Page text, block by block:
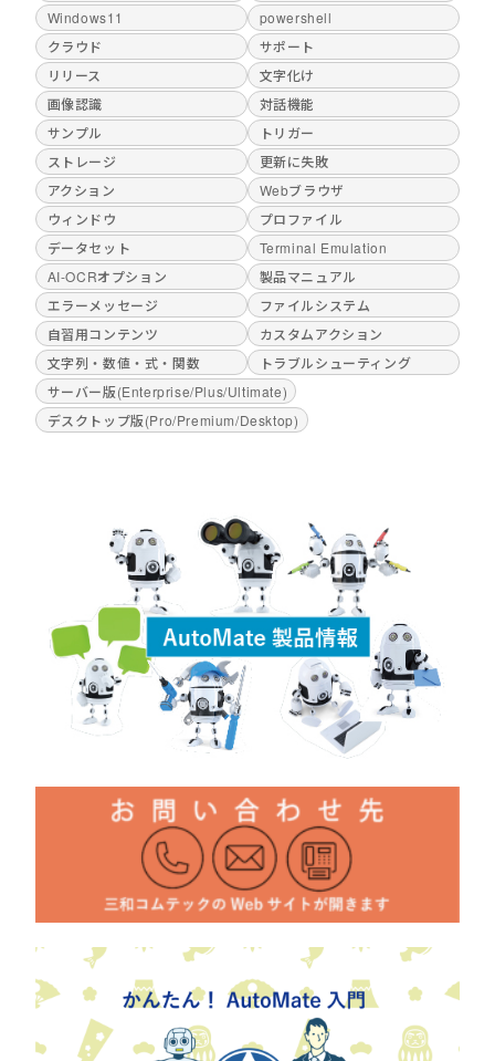
Windows11
powershell
クラウド
サポート
リリース
文字化け
画像認識
対話機能
サンプル
トリガー
ストレージ
更新に失敗
アクション
Webブラウザ
ウィンドウ
プロファイル
データセット
Terminal Emulation
AI-OCRオプション
製品マニュアル
エラーメッセージ
ファイルシステム
自習用コンテンツ
カスタムアクション
文字列・数値・式・関数
トラブルシューティング
サーバー版(Enterprise/Plus/Ultimate)
デスクトップ版(Pro/Premium/Desktop)